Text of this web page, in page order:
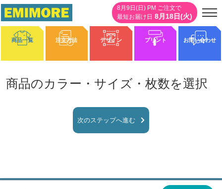
8月9日(日) PM ご注文で
最短お届け日 8月18日(火)
商品一覧 注文方法 デザイン プリント お問い合わせ
0%
商品のカラー・サイズ・枚数を選択
次のステップへ進む